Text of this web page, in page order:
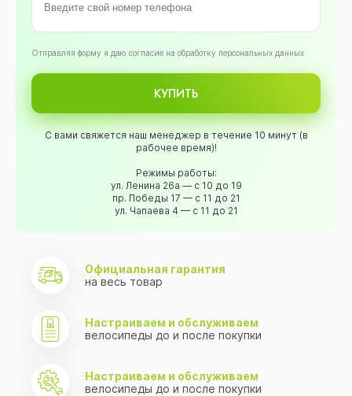
Oтправляя форму я даю согласие на обработку персональных данных
КУПИТЬ
С вами свяжется наш менеджер в течение 10 минут (в
рабочее время)!
Режимы работы:
ул. Ленина 26а — с 10 до 19
пр. Победы 17 — с 11 до 21
ул. Чапаева 4 — с 11 до 21
Официальная гарантия
на весь товар
Настраиваем и обслуживаем
велосипеды до и после покупки
Настраиваем и обслуживаем
велосипеды до и после покупки